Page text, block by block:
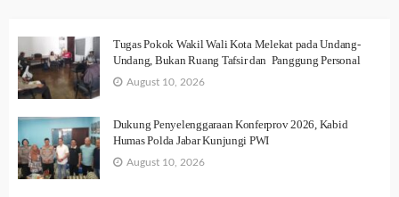
Tugas Pokok Wakil Wali Kota Melekat pada Undang-
Undang, Bukan Ruang Tafsir dan Panggung Personal
August 10, 2026
Dukung Penyelenggaraan Konferprov 2026, Kabid
Humas Polda Jabar Kunjungi PWI
August 10, 2026